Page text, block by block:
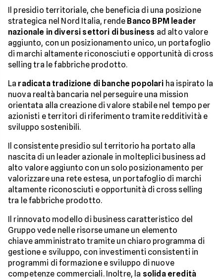
Il presidio territoriale, che beneficia di una posizione
strategica nel Nord Italia, rende Banco BPM leader
nazionale in diversi settori di business ad alto valore
aggiunto, con un posizionamento unico, un portafoglio
di marchi altamente riconosciuti e opportunità di cross
selling tra le fabbriche prodotto.
La radicata tradizione di banche popolari ha ispirato la
nuova realtà bancaria nel perseguire una mission
orientata alla creazione di valore stabile nel tempo per
azionisti e territori di riferimento tramite redditività e
sviluppo sostenibili.
Il consistente presidio sul territorio ha portato alla
nascita di un leader azionale in molteplici business ad
alto valore aggiunto con un solo posizionamento per
valorizzare una rete estesa, un portafoglio di marchi
altamente riconosciuti e opportunità di cross selling
tra le fabbriche prodotto.
Il rinnovato modello di business caratteristico del
Gruppo vede nelle risorse umane un elemento
chiave amministrato tramite un chiaro programma di
gestione e sviluppo, con investimenti consistenti in
programmi di formazione e sviluppo di nuove
competenze commerciali. Inoltre, la solida eredità